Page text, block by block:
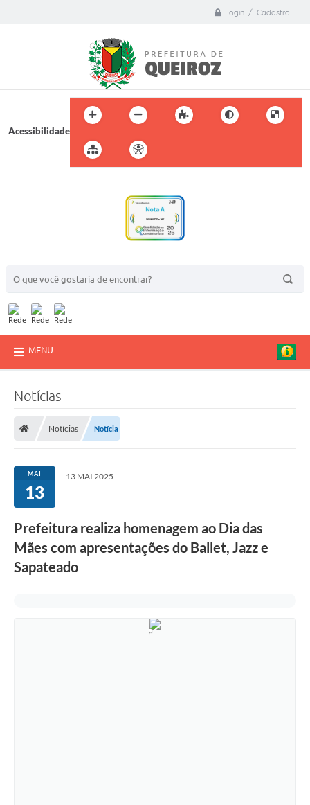
Login / Cadastro
Acessibilidade
MENU
Notícias
Notícias Notícia
MAI
13
13 MAI 2025
Prefeitura realiza homenagem ao Dia das
Mães com apresentações do Ballet, Jazz e
Sapateado